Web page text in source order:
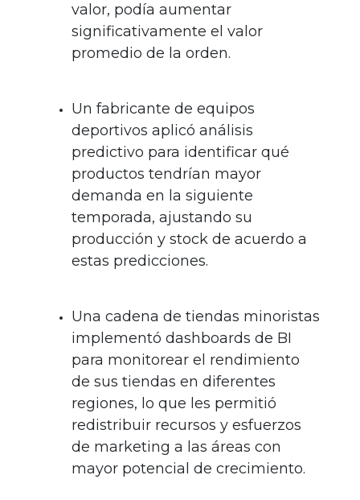
valor, podía aumentar
significativamente el valor
promedio de la orden.
Un fabricante de equipos
deportivos aplicó análisis
predictivo para identificar qué
productos tendrían mayor
demanda en la siguiente
temporada, ajustando su
producción y stock de acuerdo a
estas predicciones.
Una cadena de tiendas minoristas
implementó dashboards de BI
para monitorear el rendimiento
de sus tiendas en diferentes
regiones, lo que les permitió
redistribuir recursos y esfuerzos
de marketing a las áreas con
mayor potencial de crecimiento.